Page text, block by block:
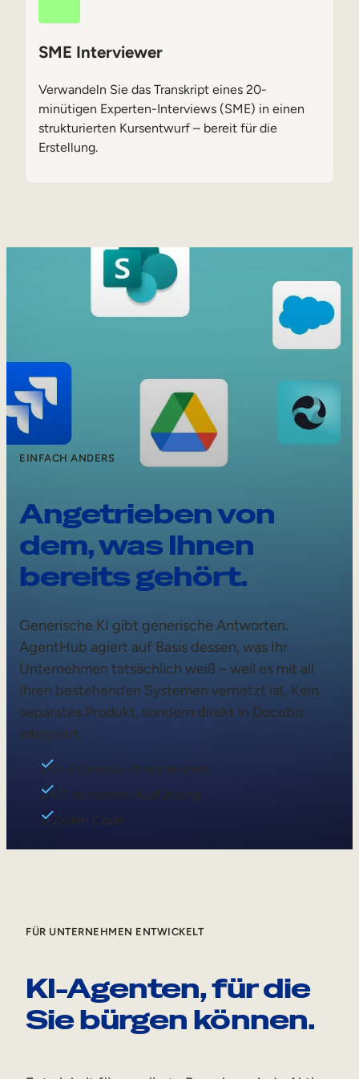
SME Interviewer
Verwandeln Sie das Transkript eines 20-
minütigen Experten-Interviews (SME) in einen
strukturierten Kursentwurf – bereit für die
Erstellung.
EINFACH ANDERS
Angetrieben von
dem, was Ihnen
bereits gehört.
Generische KI gibt generische Antworten.
AgentHub agiert auf Basis dessen, was Ihr
Unternehmen tatsächlich weiß – weil es mit all
Ihren bestehenden Systemen vernetzt ist. Kein
separates Produkt, sondern direkt in Docebo
integriert.
20+ Enterprise-Integrationen
24/7 autonome Ausführung
0 Zeilen Code
FÜR UNTERNEHMEN ENTWICKELT
KI-Agenten, für die
Sie bürgen können.